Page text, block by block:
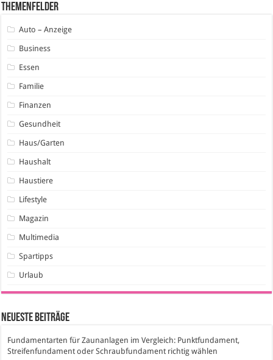
Themenfelder
Auto – Anzeige
Business
Essen
Familie
Finanzen
Gesundheit
Haus/Garten
Haushalt
Haustiere
Lifestyle
Magazin
Multimedia
Spartipps
Urlaub
Neueste Beiträge
Fundamentarten für Zaunanlagen im Vergleich: Punktfundament,
Streifenfundament oder Schraubfundament richtig wählen